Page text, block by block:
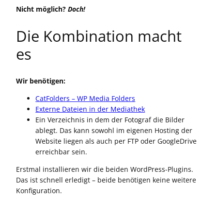
Nicht möglich?Doch!
Die Kombination macht
es
Wir benötigen:
CatFolders – WP Media Folders
Externe Dateien in der Mediathek
Ein Verzeichnis in dem der Fotograf die Bilder
ablegt. Das kann sowohl im eigenen Hosting der
Website liegen als auch per FTP oder GoogleDrive
erreichbar sein.
Erstmal installieren wir die beiden WordPress-Plugins.
Das ist schnell erledigt – beide benötigen keine weitere
Konfiguration.